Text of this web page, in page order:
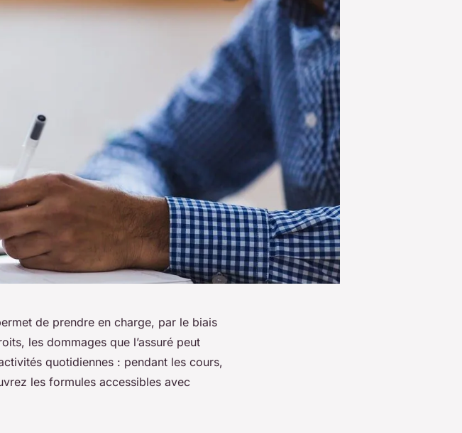
de prendre en charge, par le biais
les dommages que l’assuré peut
quotidiennes : pendant les cours,
les formules accessibles avec